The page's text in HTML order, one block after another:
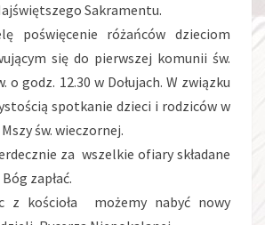
Sakramentu.
poświęcenie różańców dzieciom
się do pierwszej komunii św.
o godz. 12.30 w Dołujach. W związku
spotkanie dzieci i rodziców w
św. wieczornej.
za wszelkie ofiary składane
Bóg zapłać.
z kościoła możemy nabyć nowy